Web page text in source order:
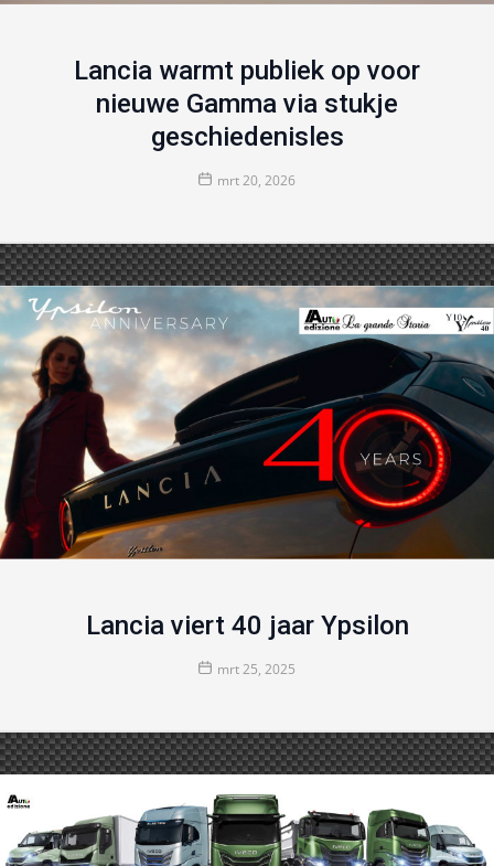
Lancia warmt publiek op voor
nieuwe Gamma via stukje
geschiedenisles
mrt 20, 2026
Lancia viert 40 jaar Ypsilon
mrt 25, 2025